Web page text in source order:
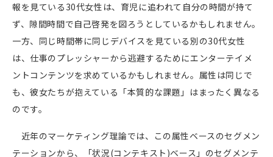
報を見ている 30代女性は、育児に追われて自分の時間が持て
ず、隙間時間で自己啓発を図ろうとしているかもしれません。
一方、同じ時間帯に同じデバイスを見ている別の30代女性
は、仕事のプレッシャーから逃避するためにエンターテイメ
ントコンテンツを求めているかもしれません。属性は同じで
も、彼女たちが抱えている「本質的な課題」はまったく異なる
のです。
近年のマーケティング理論では、この属性ベースのセグメン
テーションから、「状況(コンテキスト )ベース」のセグメンテ